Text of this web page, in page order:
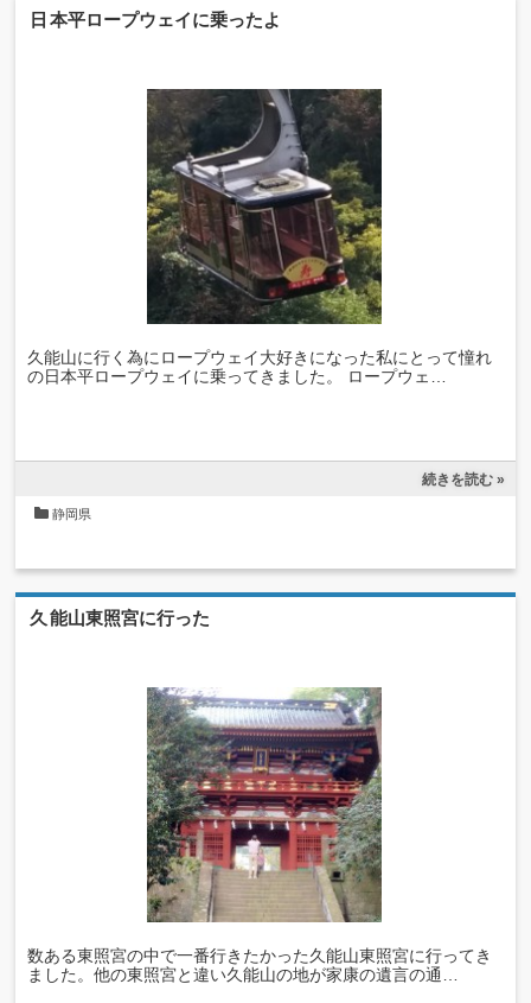
日本平ロープウェイに乗ったよ
久能山に行く為にロープウェイ大好きになった私にとって憧れ
の日本平ロープウェイに乗ってきました。 ロープウェ…
続きを読む »
静岡県
久能山東照宮に行った
数ある東照宮の中で一番行きたかった久能山東照宮に行ってき
ました。他の東照宮と違い久能山の地が家康の遺言の通…